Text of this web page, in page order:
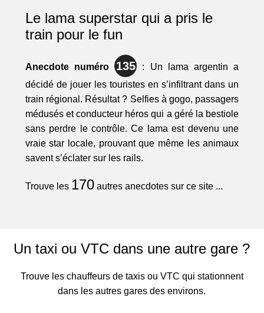
Le lama superstar qui a pris le
train pour le fun
Anecdote numéro 135
: Un lama argentin a
décidé de jouer les touristes en s’infiltrant dans un
train régional. Résultat ? Selfies à gogo, passagers
médusés et conducteur héros qui a géré la bestiole
sans perdre le contrôle. Ce lama est devenu une
vraie star locale, prouvant que même les animaux
savent s’éclater sur les rails.
Trouve les 170autres anecdotes sur ce site ...
Un taxi ou VTC dans une autre gare ?
Trouve les chauffeurs de taxis ou VTC qui stationnent
dans les autres gares des environs.